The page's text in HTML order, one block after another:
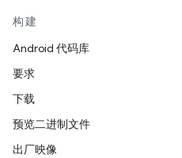
构建
Android 代码库
要求
下载
预览二进制文件
出厂映像